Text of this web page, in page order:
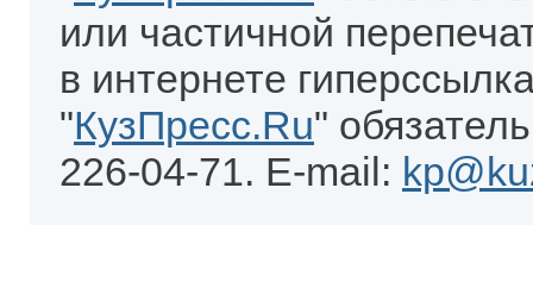
или частичной
в интернете
"КузПресс.Ru"
226-04-71. E-mail: